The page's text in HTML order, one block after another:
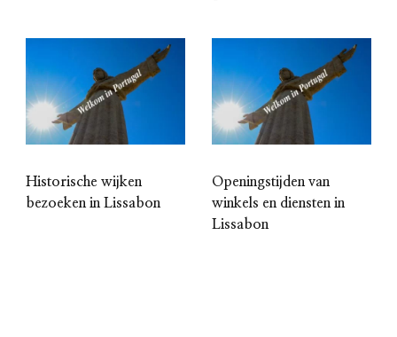
Historische wijken
bezoeken in Lissabon
Openingstijden van
winkels en diensten in
Lissabon